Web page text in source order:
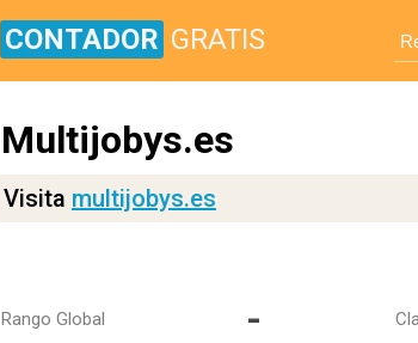
CONTADOR GRATIS
Multijobys.es
Visita multijobys.es
Rango Global -